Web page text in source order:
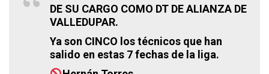
DE SU CARGO COMO DT DE ALIANZA DE
VALLEDUPAR.
Ya son CINCO los técnicos que han
salido en estas 7 fechas de la liga.